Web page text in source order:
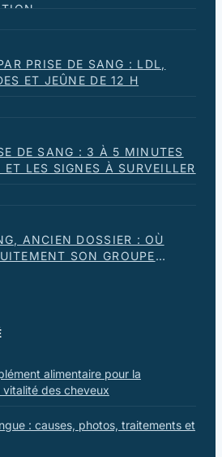
PRISE DE SANG : LDL,
ET JEÛNE DE 12 H
DE SANG : 3 À 5 MINUTES
ET LES SIGNES À SURVEILLER
ANCIEN DOSSIER : OÙ
SON GROUPE
alimentaire pour la
des cheveux
: causes, photos, traitements et